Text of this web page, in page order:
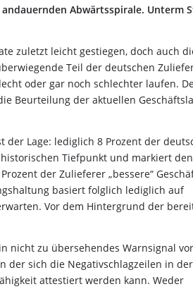
Abwärtsspirale. Unterm
zuletzt leicht gestiegen, doch auch
Teil der deutschen
oder gar noch schlechter laufen.
Beurteilung der aktuellen
Lage: lediglich 8 Prozent der
Tiefpunkt und markiert den
der Zulieferer „bessere“
basiert folglich lediglich auf
Vor dem Hintergrund der
nicht zu übersehendes Warnsignal vor
der sich die Negativschlagzeilen in der
attestiert werden kann. Weder